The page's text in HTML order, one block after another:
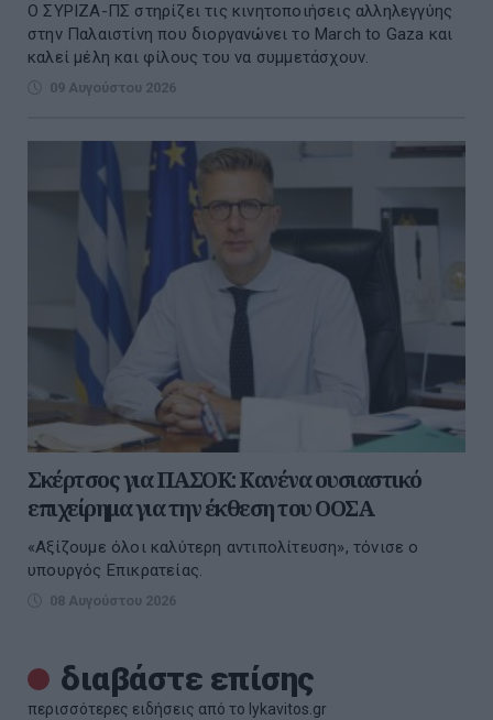
Ο ΣΥΡΙΖΑ-ΠΣ στηρίζει τις κινητοποιήσεις αλληλεγγύης
στην Παλαιστίνη που διοργανώνει το March to Gaza και
καλεί μέλη και φίλους του να συμμετάσχουν.
09 Αυγούστου 2026
Σκέρτσος για ΠΑΣΟΚ: Κανένα ουσιαστικό
επιχείρημα για την έκθεση του ΟΟΣΑ
«Αξίζουμε όλοι καλύτερη αντιπολίτευση», τόνισε ο
υπουργός Επικρατείας.
08 Αυγούστου 2026
διαβάστε επίσης
περισσότερες ειδήσεις από το lykavitos.gr